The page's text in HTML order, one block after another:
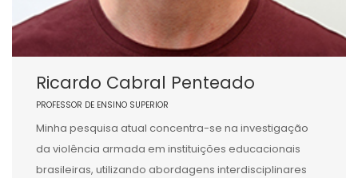
Ricardo Cabral Penteado
PROFESSOR DE ENSINO SUPERIOR
Minha pesquisa atual concentra-se na investigação
da violência armada em instituições educacionais
brasileiras, utilizando abordagens interdisciplinares